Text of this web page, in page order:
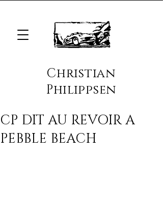
Christian
Philippsen
CP DIT AU REVOIR A
PEBBLE BEACH